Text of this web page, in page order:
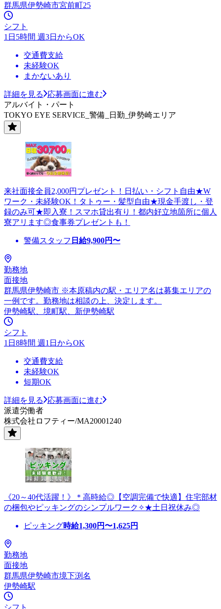
群馬県伊勢崎市宮前町25
シフト
1日5時間 週3日からOK
交通費支給
未経験OK
まかないあり
詳細を見る
応募画面に進む
アルバイト・パート
TOKYO EYE SERVICE_警備_日勤_伊勢崎エリア
来社面接全員2,000円プレゼント！日払い・シフト自由★W
ワーク・未経験OK！タトゥー・髪型自由★現金手渡し・登
録のみ可★即入寮！スマホ貸出有り！都内好立地箇所に個人
寮アリます◎食事券プレゼントも！
警備スタッフ 日給9,900円〜
勤務地
面接地
群馬県伊勢崎市 ※本原稿内の駅・エリア名は募集エリアの
一例です。勤務地は相談の上、決定します。
伊勢崎駅、境町駅、新伊勢崎駅
シフト
1日8時間 週1日からOK
交通費支給
未経験OK
短期OK
詳細を見る
応募画面に進む
派遣労働者
株式会社ロフティー/MA20001240
《20～40代活躍！》＊高時給◎【空調完備で快適】住宅部材
の梱包やピッキングのシンプルワーク✧★土日祝休み◎
ピッキング時給1,300円〜1,625円
勤務地
面接地
群馬県伊勢崎市境下渕名
伊勢崎駅
シフト